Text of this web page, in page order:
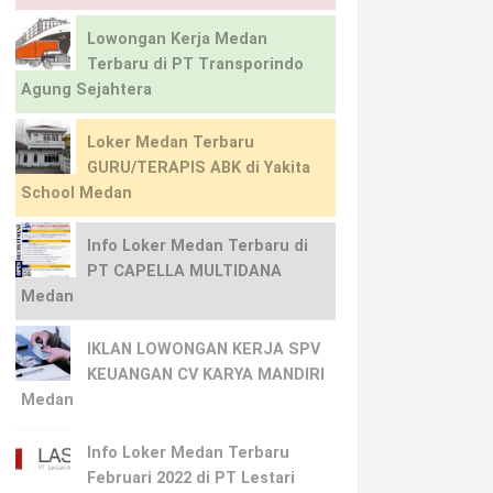
Lowongan Kerja Medan
Terbaru di PT Transporindo
Agung Sejahtera
Loker Medan Terbaru
GURU/TERAPIS ABK di Yakita
School Medan
Info Loker Medan Terbaru di
PT CAPELLA MULTIDANA
Medan
IKLAN LOWONGAN KERJA SPV
KEUANGAN CV KARYA MANDIRI
Medan
Info Loker Medan Terbaru
Februari 2022 di PT Lestari